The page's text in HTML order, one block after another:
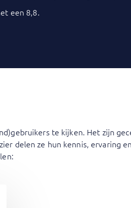
een 8,8.
te kijken. Het zijn
delen ze hun kennis, ervaring